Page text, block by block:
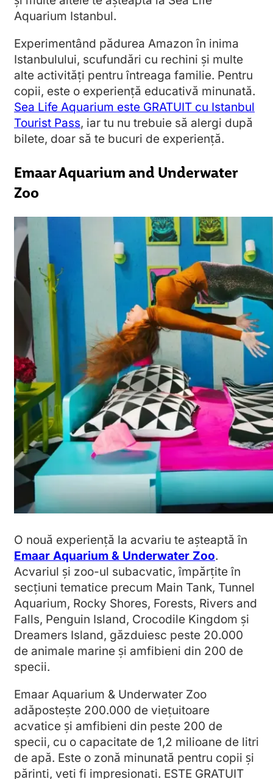
Aquarium Istanbul.
Experimentând pădurea Amazon în inima
Istanbulului, scufundări cu rechini și multe
alte activități pentru întreaga familie. Pentru
copii, este o experiență educativă minunată.
Sea Life Aquarium este GRATUIT cu Istanbul
Tourist Pass, iar tu nu trebuie să alergi după
bilete, doar să te bucuri de experiență.
Emaar Aquarium and Underwater
Zoo
O nouă experiență la acvariu te așteaptă în
Emaar Aquarium & Underwater Zoo.
Acvariul și zoo-ul subacvatic, împărțite în
secțiuni tematice precum Main Tank, Tunnel
Aquarium, Rocky Shores, Forests, Rivers and
Falls, Penguin Island, Crocodile Kingdom și
Dreamers Island, găzduiesc peste 20.000
de animale marine și amfibieni din 200 de
specii.
Emaar Aquarium & Underwater Zoo
adăpostește 200.000 de viețuitoare
acvatice și amfibieni din peste 200 de
specii, cu o capacitate de 1,2 milioane de litri
de apă. Este o zonă minunată pentru copii și
părinți, veți fi impresionați. ESTE GRATUIT